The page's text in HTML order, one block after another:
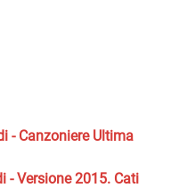
- Canzoniere Ultima
- Versione 2015. Cati